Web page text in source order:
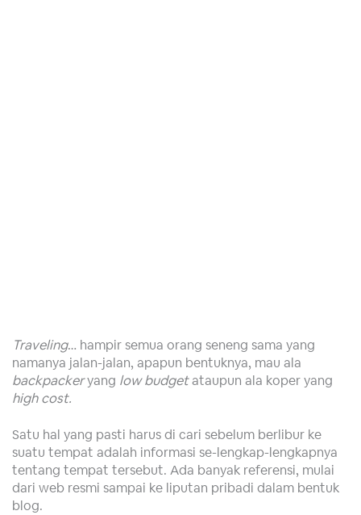
Traveling… hampir semua orang seneng sama yang
namanya jalan-jalan, apapun bentuknya, mau ala
backpackeryang low budgetataupun ala koper yang
high cost.
Satu hal yang pasti harus di cari sebelum berlibur ke
suatu tempat adalah informasi se-lengkap-lengkapnya
tentang tempat tersebut. Ada banyak referensi, mulai
dari web resmi sampai ke liputan pribadi dalam bentuk
blog.